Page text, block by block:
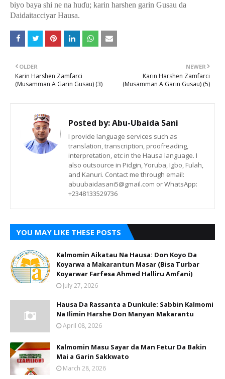
biyo baya shi ne na huɗu; karin harshen garin Gusau da
Daidaitacciyar Hausa.
NEWER
Karin Harshen Zamfarci
(Musamman A Garin Gusau) (5)
OLDER
Karin Harshen Zamfarci
(Musamman A Garin Gusau) (3)
Posted by:Abu-Ubaida Sani
I provide language services such as
translation, transcription, proofreading,
interpretation, etc in the Hausa language. I
also outsource in Pidgin, Yoruba, Igbo, Fulah,
and Kanuri. Contact me through email:
abuubaidasani5@gmail.com or WhatsApp:
+2348133529736
YOU MAY LIKE THESE POSTS
Kalmomin Aikatau Na Hausa: Don Koyo Da
Koyarwa a Makarantun Masar (Bisa Turbar
Koyarwar Farfesa Ahmed Halliru Amfani)
July 27, 2026
Hausa Da Rassanta a Dunkule: Sabbin Kalmomi
Na Ilimin Harshe Don Manyan Makarantu
April 08, 2026
Kalmomin Masu Sayar da Man Fetur Da Bakin
Mai a Garin Sakkwato
March 28, 2026